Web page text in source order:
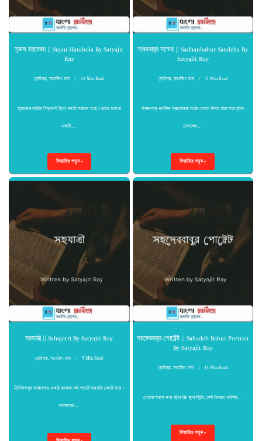
সুজন হরবোলা || Sujan Harabola By Satyajit
Ray
ছোটগল্প,সত্যজিৎ রায় 22 Min Read
সুজনের বাড়ির পিছনেই ছিল একটা সজনে গাছ। তাতে থাকত
একটা…
বিস্তারিত পড়ুন »
সাধনবাবুর সন্দেহ || Sadhanbabur Sandeha By
Satyajit Ray
ছোটগল্প, সত্যজিৎ রায় 11 Min Read
সাধনবাবু একদিন সন্ধ্যাবেলা কাজ থেকে ফিরে তাঁর ঘরে ঢুকে
দেখলেন…
বিস্তারিত পড়ুন »
সহযাত্রী || Sahajatri By Satyajit Ray
ছোটগল্প,সত্যজিৎ রায় 5 Min Read
ত্রিদিববাবুর সাধারণত একটা হালকা বই পড়েই সময়টা কেটে যায়।
কলকাতা…
সহদেববাবুর পোট্রেট || Sahadeb Babur Portrait
By Satyajit Ray
ছোটগল্প,সত্যজিৎ রায় 13 Min Read
যেটার আগে নাম ছিল ফ্রি স্কুল স্ট্রিট, সেই মিরজা গালিব…
বিস্তারিত পড়ুন »